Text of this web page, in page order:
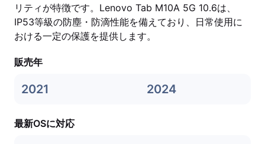
リティが特徴です。Lenovo Tab M10A 5G 10.6は、
IP53等級の防塵・防滴性能を備えており、日常使用に
おける一定の保護を提供します。
販売年
2021 2024
最新OSに対応